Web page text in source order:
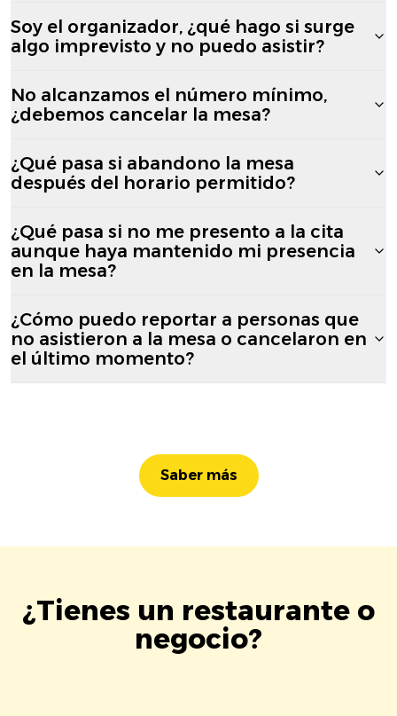
Soy el organizador, ¿qué hago si surge
algo imprevisto y no puedo asistir?
No alcanzamos el número mínimo,
¿debemos cancelar la mesa?
¿Qué pasa si abandono la mesa
después del horario permitido?
¿Qué pasa si no me presento a la cita
aunque haya mantenido mi presencia
en la mesa?
¿Cómo puedo reportar a personas que
no asistieron a la mesa o cancelaron en
el último momento?
Saber más
¿Tienes un restaurante o
negocio?